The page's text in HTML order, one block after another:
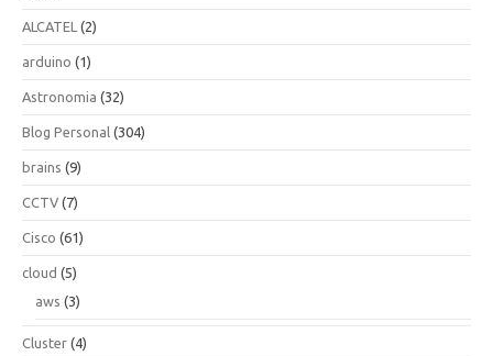
ALCATEL (2)
arduino (1)
Astronomia (32)
Blog Personal (304)
brains (9)
CCTV (7)
Cisco (61)
cloud (5)
aws (3)
Cluster (4)